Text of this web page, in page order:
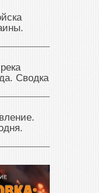
Сводка